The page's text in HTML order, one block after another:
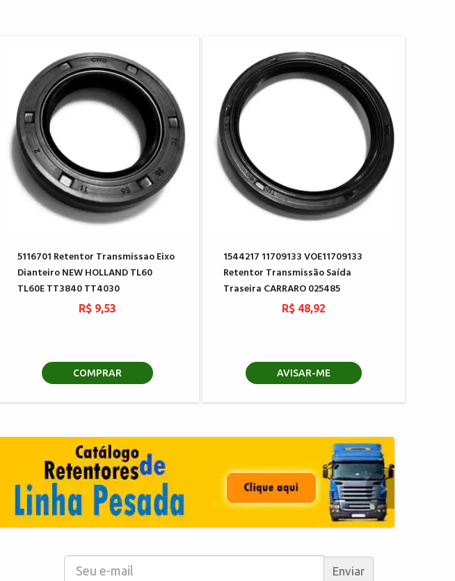
5116701 Retentor Transmissao Eixo
Dianteiro NEW HOLLAND TL60
TL60E TT3840 TT4030
R$ 9,53
COMPRAR
1544217 11709133 VOE11709133
Retentor Transmissão Saída
Traseira CARRARO 025485
R$ 48,92
AVISAR-ME
Enviar